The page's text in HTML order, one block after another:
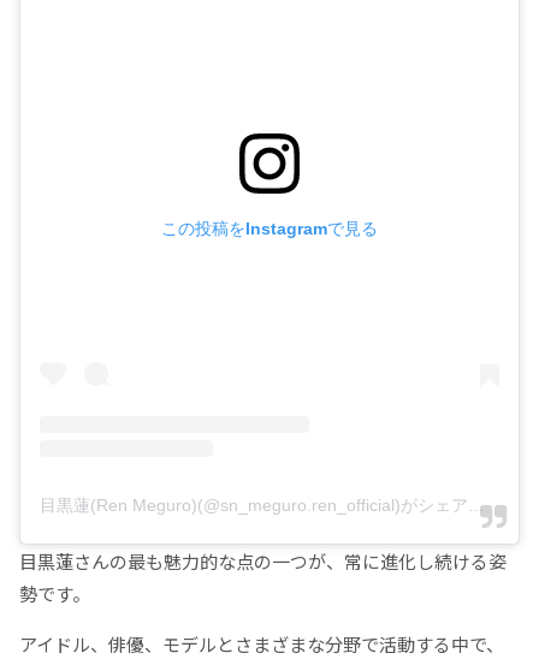
この投稿をInstagramで見る
目黒蓮(Ren Meguro)(@sn_meguro.ren_official)がシェアした投稿
目黒蓮さんの最も魅力的な点の一つが、常に進化し続ける姿
勢です。
アイドル、俳優、モデルとさまざまな分野で活動する中で、